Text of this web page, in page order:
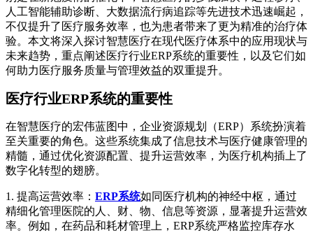
人工智能辅助诊断、大数据流行病追踪等先进技术迅速崛起，
不仅提升了医疗服务效率，也为患者带来了更为精准的治疗体
验。本文将深入探讨智慧医疗在现代医疗体系中的应用现状与
未来趋势，重点阐述医疗行业ERP系统的重要性，以及它们如
何助力医疗服务质量与管理效益的双重提升。
医疗行业ERP系统的重要性
在智慧医疗的宏伟蓝图中，企业资源规划（ERP）系统扮演着
至关重要的角色。这些系统集成了信息技术与医疗健康管理的
精髓，通过优化资源配置、提升运营效率，为医疗机构插上了
数字化转型的翅膀。
1. 提高运营效率： ERP系统如同医疗机构的神经中枢，通过
精细化管理医院的人、财、物、信息等资源，显著提升运营效
率。例如，在药品和耗材管理上，ERP系统严格监控库存水